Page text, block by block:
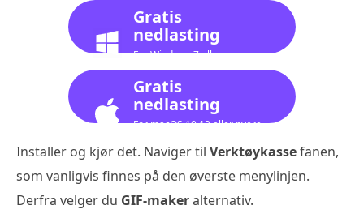
Gratis
nedlasting
For Windows 7 eller nyere
Gratis
nedlasting
For macOS 10.12 eller nyere
Installer og kjør det. Naviger til Verktøykassefanen,
som vanligvis finnes på den øverste menylinjen.
Derfra velger du GIF-makeralternativ.